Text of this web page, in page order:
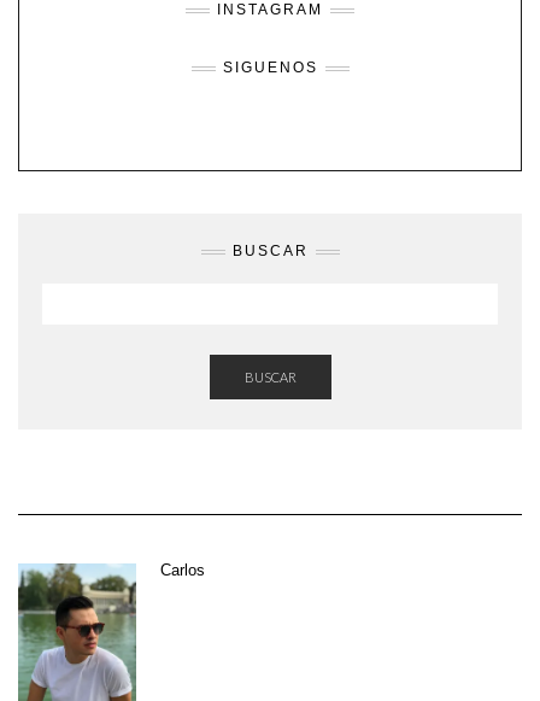
INSTAGRAM
SIGUENOS
BUSCAR
BUSCAR
Carlos